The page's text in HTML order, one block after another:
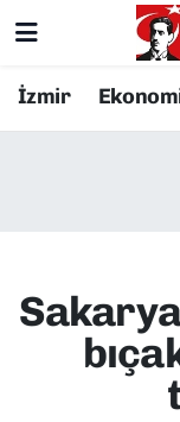
İzmirResmi
EKONOMİ
KÜLTÜR
Konak
Süper Lig
Tüm
Son